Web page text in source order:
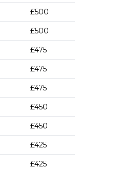
£500
£500
£475
£475
£475
£450
£450
£425
£425